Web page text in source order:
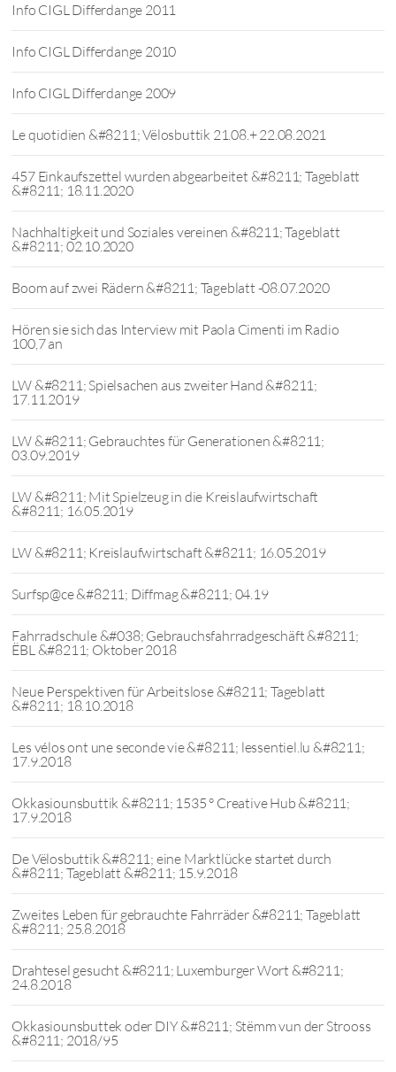
Info CIGL Differdange 2011
Info CIGL Differdange 2010
Info CIGL Differdange 2009
Le quotidien &#8211; Vëlosbuttik 21.08.+ 22.08.2021
457 Einkaufszettel wurden abgearbeitet &#8211; Tageblatt
&#8211; 18.11.2020
Nachhaltigkeit und Soziales vereinen &#8211; Tageblatt
&#8211; 02.10.2020
Boom auf zwei Rädern &#8211; Tageblatt -08.07.2020
Hören sie sich das Interview mit Paola Cimenti im Radio
100,7 an
LW &#8211; Spielsachen aus zweiter Hand &#8211;
17.11.2019
LW &#8211; Gebrauchtes für Generationen &#8211;
03.09.2019
LW &#8211; Mit Spielzeug in die Kreislaufwirtschaft
&#8211; 16.05.2019
LW &#8211; Kreislaufwirtschaft &#8211; 16.05.2019
Surfsp@ce &#8211; Diffmag &#8211; 04.19
Fahrradschule &#038; Gebrauchsfahrradgeschäft &#8211;
ËBL &#8211; Oktober 2018
Neue Perspektiven für Arbeitslose &#8211; Tageblatt
&#8211; 18.10.2018
Les vélos ont une seconde vie &#8211; lessentiel.lu &#8211;
17.9.2018
Okkasiounsbuttik &#8211; 1535 ° Creative Hub &#8211;
17.9.2018
De Vëlosbuttik &#8211; eine Marktlücke startet durch
&#8211; Tageblatt &#8211; 15.9.2018
Zweites Leben für gebrauchte Fahrräder &#8211; Tageblatt
&#8211; 25.8.2018
Drahtesel gesucht &#8211; Luxemburger Wort &#8211;
24.8.2018
Okkasiounsbuttek oder DIY &#8211; Stëmm vun der Strooss
&#8211; 2018/95